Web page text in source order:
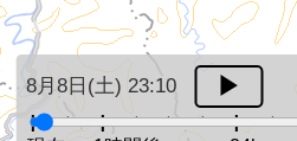
8月8日(土) 23:10